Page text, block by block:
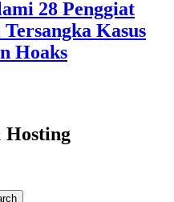
28 Penggiat
Kasus
Hoaks
Hosting